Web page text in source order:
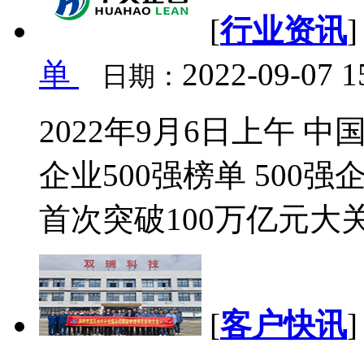
[行业资讯
单
日期： 2022-09-07
2022年9月6日上午 中
企业500强榜单 500强
首次突破100万亿元大
[客户快讯